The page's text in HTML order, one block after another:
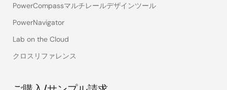
PowerCompassマルチレールデザインツール
PowerNavigator
Lab on the Cloud
クロスリファレンス